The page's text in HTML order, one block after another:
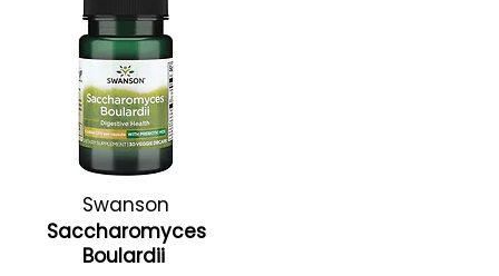
Swanson
Saccharomyces
Boulardii